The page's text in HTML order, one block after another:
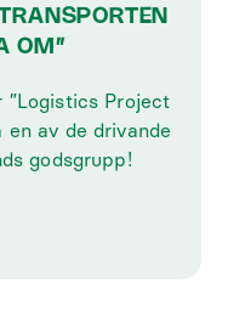
OM”
”Logistics Project
en av de drivande
godsgrupp!